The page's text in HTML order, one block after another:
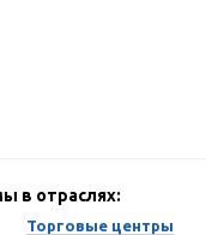
в отраслях:
Торговые центры